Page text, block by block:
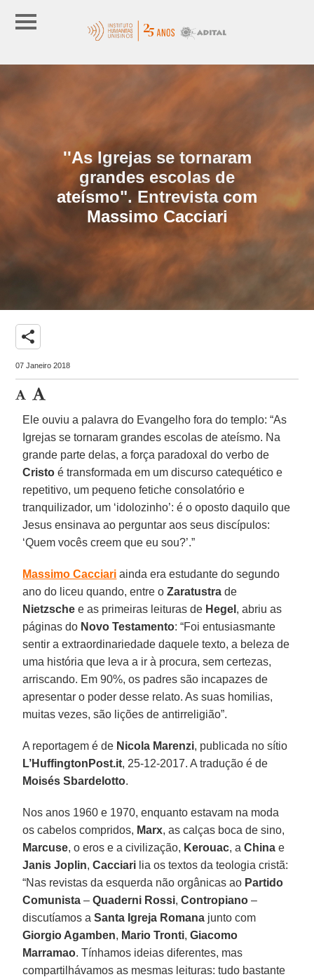
''As Igrejas se tornaram
grandes escolas de
ateísmo". Entrevista com
Massimo Cacciari
share
07 Janeiro 2018
Ele ouviu a palavra do Evangelho fora do templo: “As
Igrejas se tornaram grandes escolas de ateísmo. Na
grande parte delas, a força paradoxal do verbo de
Cristo é transformada em um discurso catequético e
repetitivo, um pequeno fetiche consolatório e
tranquilizador, um ‘idolozinho’: é o oposto daquilo que
Jesus ensinava ao perguntar aos seus discípulos:
‘Quem vocês creem que eu sou?’.”
Massimo Cacciari ainda era estudante do segundo
ano do liceu quando, entre oZaratustra de
Nietzsche e as primeiras leituras de Hegel , abriu as
páginas do Novo Testamento: “Foi entusiasmante
sentir a extraordinariedade daquele texto, a beleza de
uma história que leva a ir à procura, sem certezas,
arriscando. Em 90%, os padres são incapazes de
apresentar o poder desse relato. As suas homilias,
muitas vezes, são lições de antirreligião”.
A reportagem é de Nicola Marenzi, publicada no sítio
L’HuffingtonPost.it, 25-12-2017. A tradução é de
Moisés Sbardelotto.
Nos anos 1960 e 1970, enquanto estavam na moda
os cabelos compridos, Marx, as calças boca de sino,
Marcuse, o eros e a civilização, Kerouac, aChina e
Janis Joplin,Cacciari lia os textos da teologia cristã:
“Nas revistas da esquerda não orgânicas ao Partido
Comunista –Quaderni Rossi,Contropiano –
discutíamos aSanta Igreja Romana junto com
Giorgio Agamben, Mario Tronti,Giacomo
Marramao. Tínhamos ideias diferentes, mas
compartilhávamos as mesmas leituras: tudo bastante